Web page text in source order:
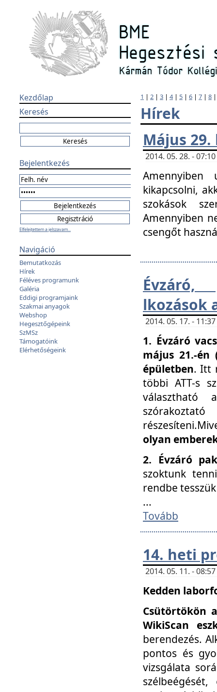
Kezdőlap
Keresés
Bejelentkezés
Elfelejtettem a jelszavam...
Navigáció
Bemutatkozás
Hírek
Féléves programunk
Galéria
Eddigi programjaink
Szakmai anyagok
Webshop
Hegesztőgépeink
SzMSz
Támogatóink
Elérhetőségeink
1 | 2 | 3 | 4| 5 | 6 | 7 | 8
Hírek
Május
2014. 05. 28. -
kikapcsolni,
szokások
Amennyiben
csengőt
Évzáró,
lkozások
2014. 05. 17. -
1. Évzáró
május 21.-én
épületben. Itt
többi ATT-s
választható
olyan
2. Évzáró
szoktunk
rendbe
...
Tovább
14. heti
2014. 05. 11. -
Kedden
Csütörtökön
WikiScan
berendezés.
pontos és
vizsgálata